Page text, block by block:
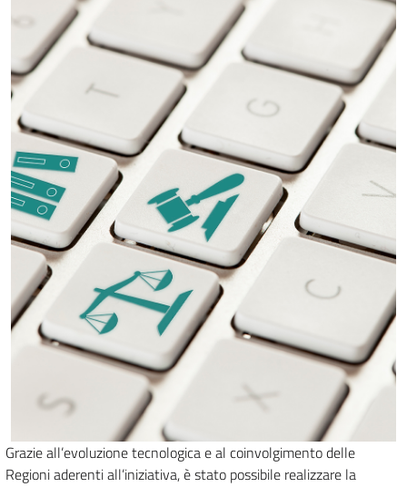
Grazie all’evoluzione tecnologica e al coinvolgimento delle
Regioni aderenti all’iniziativa, è stato possibile realizzare la